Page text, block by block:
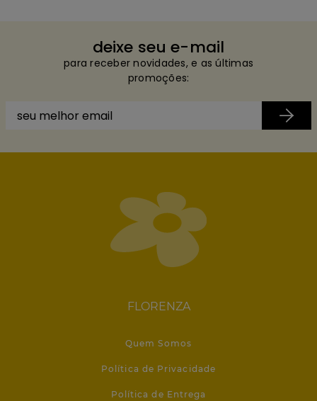
deixe seu e-mail
para receber novidades, e as últimas
promoções:
FLORENZA
Quem Somos
Política de Privacidade
Política de Entrega